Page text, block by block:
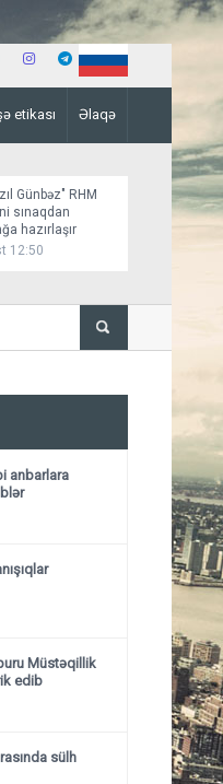
etikası Əlaqə
Günbəz" RHM
sınaqdan
hazırlaşır
12:50
Azərbaycan XİN
anbarlara
Müstəqillik
edib
sülh